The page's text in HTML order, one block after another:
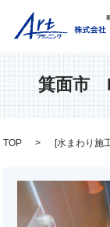
箕面市
TOP [水まわり施